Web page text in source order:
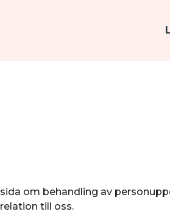
sida om behandling av
till oss.